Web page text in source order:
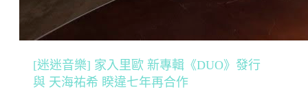
[迷迷音樂] 家入里歐 新專輯《DUO》發行
與 天海祐希 睽違七年再合作